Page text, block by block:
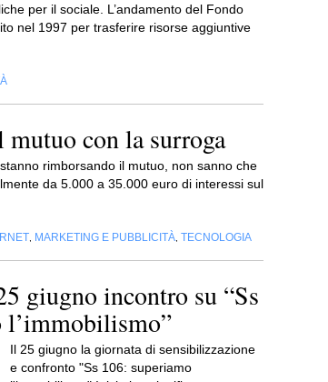
per il sociale. L’andamento del Fondo
nel 1997 per trasferire risorse aggiuntive
con la surroga
rimborsando il mutuo, non sanno che
da 5.000 a 35.000 euro di interessi sul
MARKETING E PUBBLICITÀ TECNOLOGIA
giugno incontro su “Ss
l’immobilismo”
Il 25 giugno la giornata di sensibilizzazione
e confronto "Ss 106: superiamo